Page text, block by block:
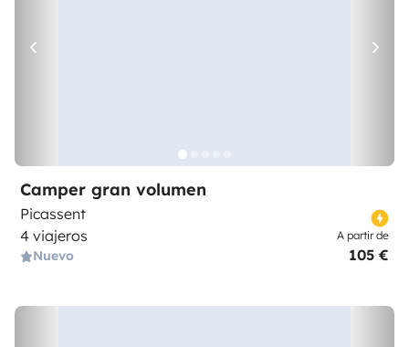
Camper gran volumen
Picassent
4 viajeros
Nuevo
A partir de
105 €